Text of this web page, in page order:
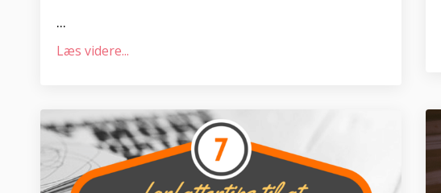
...
Læs videre...